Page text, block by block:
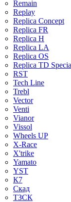
Remain
Replay
Replica Concept
Replica FR
Replica H
Replica LA
Replica OS
Replica TD
RST
Tech Line
Trebl
Vector
Venti
Vianor
Vissol
Wheels UP
X-Race
X'trike
Yamato
YST
К7
Скад
ТЗСК